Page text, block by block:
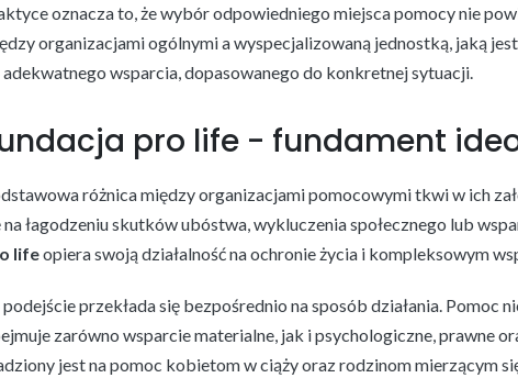
oznacza to, że wybór odpowiedniego miejsca pomocy nie
organizacjami ogólnymi a wyspecjalizowaną jednostką, jaką
wsparcia, dopasowanego do konkretnej sytuacji.
pro life - fundament
różnica między organizacjami pomocowymi tkwi w ich
na łagodzeniu skutków ubóstwa, wykluczenia społecznego lub
lifeopiera swoją działalność na ochronie życia i kompleksowym
podejście przekłada się bezpośrednio na sposób działania. Pomoc
zarówno wsparcie materialne, jak i psychologiczne, prawne
jest na pomoc kobietom w ciąży oraz rodzinom mierzącym